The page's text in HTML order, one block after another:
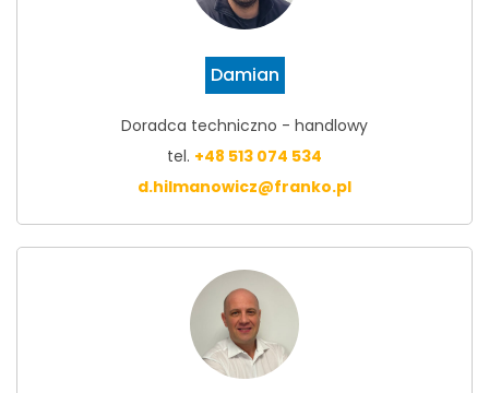
Damian
Doradca techniczno - handlowy
tel. +48 513 074 534
d.hilmanowicz@franko.pl